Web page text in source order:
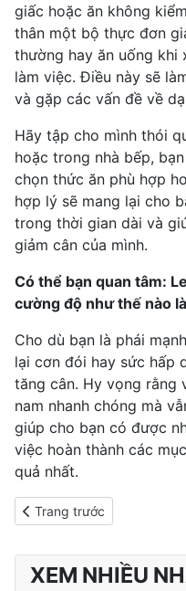
giấc hoặc ăn không
thân một bộ thực đơn
thường hay ăn uống khi
làm việc. Điều này sẽ
và gặp các vấn đề về
Hãy tập cho mình thói
hoặc trong nhà bếp,
chọn thức ăn phù hợp
hợp lý sẽ mang lại cho
trong thời gian dài và
giảm cân của mình.
Có thể bạn quan tâm:
cường độ như thế nào
Cho dù bạn là phái
lại cơn đói hay sức hấp
tăng cân. Hy vọng rằng
nam nhanh chóng mà
giúp cho bạn có được
việc hoàn thành các
quả nhất.
Previous article: 15 cách
Trang trước
XEM NHIỀU